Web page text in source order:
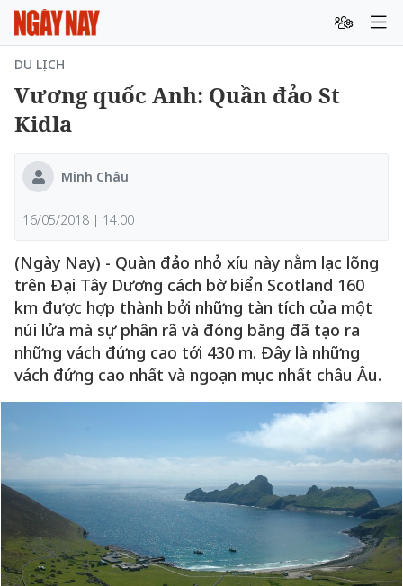
DU LỊCH
Vương quốc Anh: Quần đảo St
Kidla
Minh Châu
16/05/2018 | 14:00
(Ngày Nay) - Quàn đảo nhỏ xíu này nằm lạc lõng
trên Đại Tây Dương cách bờ biển Scotland 160
km được hợp thành bởi những tàn tích của một
núi lửa mà sự phân rã và đóng băng đã tạo ra
những vách đứng cao tới 430 m. Đây là những
vách đứng cao nhất và ngoạn mục nhất châu Âu.